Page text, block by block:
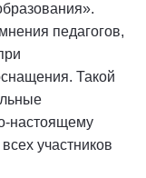
педагогов,
Такой
настоящему
участников